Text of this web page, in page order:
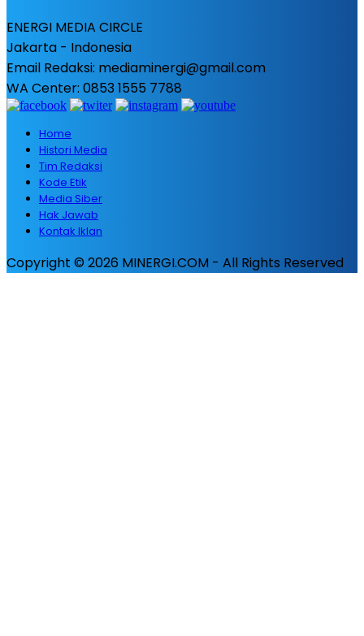
ENERGI MEDIA CIRCLE
Jakarta - Indonesia
Email Redaksi: mediaminergi@gmail.com
WA Center: 0853 1555 7788
Home
Histori Media
Tim Redaksi
Kode Etik
Media Siber
Hak Jawab
Kontak Iklan
Copyright © 2026 MINERGI.COM - All Rights Reserved